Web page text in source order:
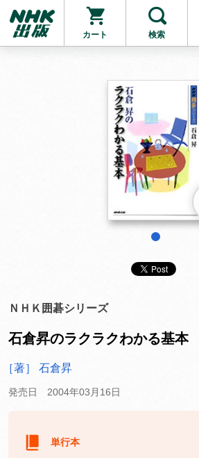
カート 検索
お支払いに進む
他にも商品を買う
ＮＨＫ囲碁シリーズ
石倉昇のラクラクわかる基本
［著］ 石倉昇
発売日 2004年03月16日
単行本